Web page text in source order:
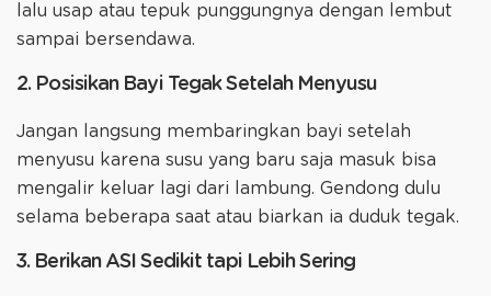
lalu usap atau tepuk punggungnya dengan lembut
sampai bersendawa.
2. Posisikan Bayi Tegak Setelah Menyusu
Jangan langsung membaringkan bayi setelah
menyusu karena susu yang baru saja masuk bisa
mengalir keluar lagi dari lambung. Gendong dulu
selama beberapa saat atau biarkan ia duduk tegak.
3. Berikan ASI Sedikit tapi Lebih Sering